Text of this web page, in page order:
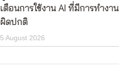
เตือนการใช้งาน AI ที่มีการทำงาน
ผิดปกติ
5 August 2026